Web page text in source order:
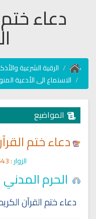
دعاء
الرقية الشرعية
الاستماع الى الأدعية
المواضيع
دعاء ختم
الزوار: 12643
الحرم المدني
دعاء ختم القرآن